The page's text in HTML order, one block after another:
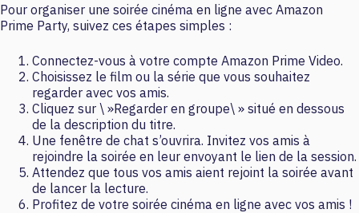
Pour organiser une soirée cinéma en ligne avec Amazon
Prime Party, suivez ces étapes simples :
Connectez-vous à votre compte Amazon Prime Video.
Choisissez le film ou la série que vous souhaitez
regarder avec vos amis.
Cliquez sur \ »Regarder en groupe\ » situé en dessous
de la description du titre.
Une fenêtre de chat s’ouvrira. Invitez vos amis à
rejoindre la soirée en leur envoyant le lien de la session.
Attendez que tous vos amis aient rejoint la soirée avant
de lancer la lecture.
Profitez de votre soirée cinéma en ligne avec vos amis !